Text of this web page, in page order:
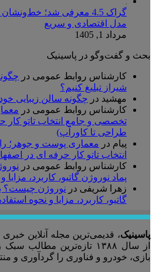
گراک 4.5 معرفی شد؛
مدل اقتصادی و سریع
مرداد 1, 1405
بحث و گفت‌وگو در پاسینیک
کارشناس روابط عمومی در
شیراز تبلیغ کنیم؟
مهشید در چگونه سالن زیبایی
کارشناس روابط عمومی در
تخصصی و جامع انتخاب تاتو کار
طراحی تا کاورآپ)
پیام در معماری پوست و جوهر؛
انتخاب تاتو کار حرفه ای در
کارشناس روابط عمومی در
پماد نوروژن گاتیو، کاربرد، مزایا
زهرا شریفی در نوروژن چیست؟
گاتیو، کاربرد، مزایا و نحوه
پاسینیک، قدیمی‌ترین مجله آنلاین
از سال ۱۳۸۸ تازه‌ترین
بازی، خودرو و فناوری را گردآوری و